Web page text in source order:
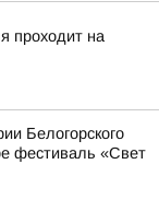
проходит на
Белогорского
фестиваль «Свет